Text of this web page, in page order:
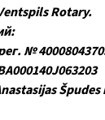
Rotary.
№